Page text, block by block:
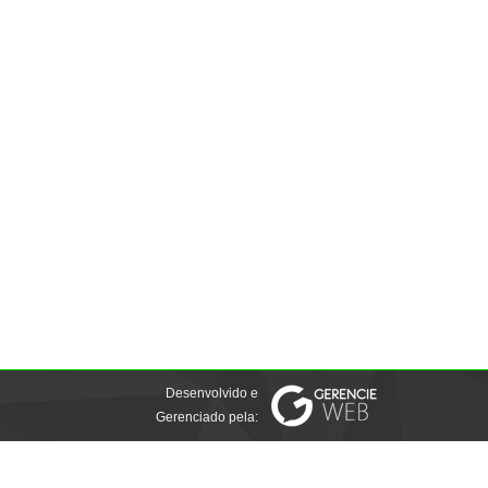
Desenvolvido e
Gerenciado pela: